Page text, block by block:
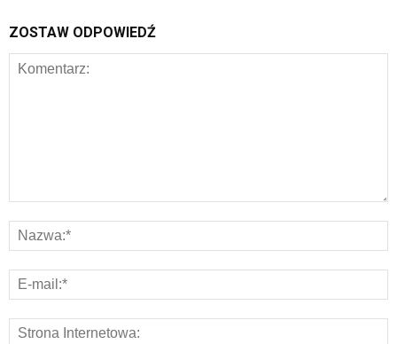
ZOSTAW ODPOWIEDŹ